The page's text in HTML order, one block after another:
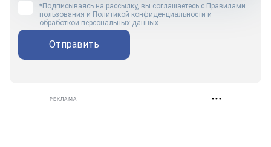
*Подписываясь на рассылку, вы соглашаетесь с Правилами
пользования и Политикой конфиденциальности и
обработкой персональных данных
Отправить
РЕКЛАМА